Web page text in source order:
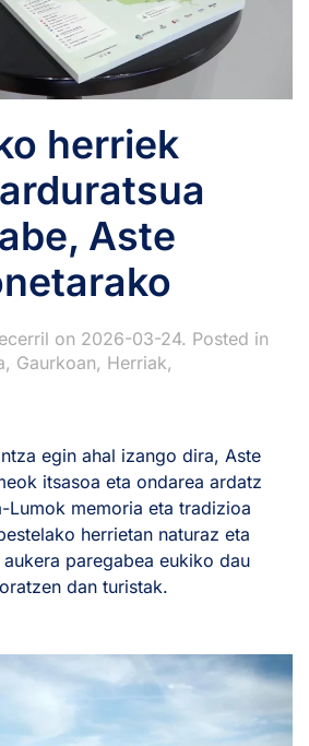
herriek
Aste
on 2026-03-24. Posted in
, Gaurkoan, Herriak,
egin ahal izango dira, Aste
itsasoa eta ondarea ardatz
Lumok memoria eta tradizioa
herrietan naturaz eta
paregabea eukiko dau
dan turistak.